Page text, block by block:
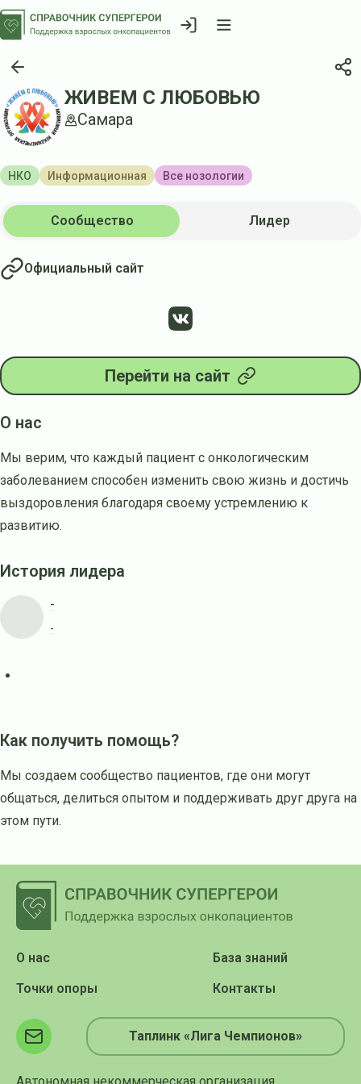
ЖИВЕМ С ЛЮБОВЬЮ
Самара
НКО Информационная Все нозологии
Сообщество Лидер
Официальный сайт
Перейти на сайт
О нас
Мы верим, что каждый пациент с онкологическим
заболеванием способен изменить свою жизнь и достичь
выздоровления благодаря своему устремлению к
развитию.
История лидера
-
-
Как получить помощь?
Мы создаем сообщество пациентов, где они могут
общаться, делиться опытом и поддерживать друг друга на
этом пути.
О нас
База знаний
Точки опоры
Контакты
Таплинк «Лига Чемпионов»